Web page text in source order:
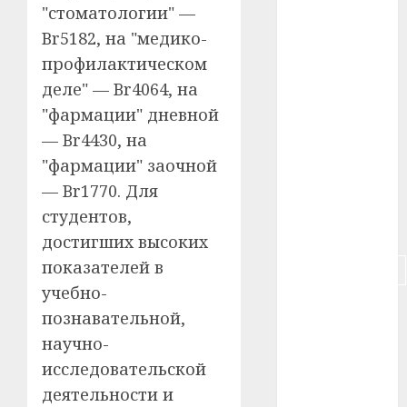
"стоматологии" —
Br5182, на "медико-
профилактическом
деле" — Br4064, на
"фармации" дневной
— Br4430, на
"фармации" заочной
— Br1770. Для
студентов,
достигших высоких
показателей в
учебно-
познавательной,
научно-
исследовательской
деятельности и